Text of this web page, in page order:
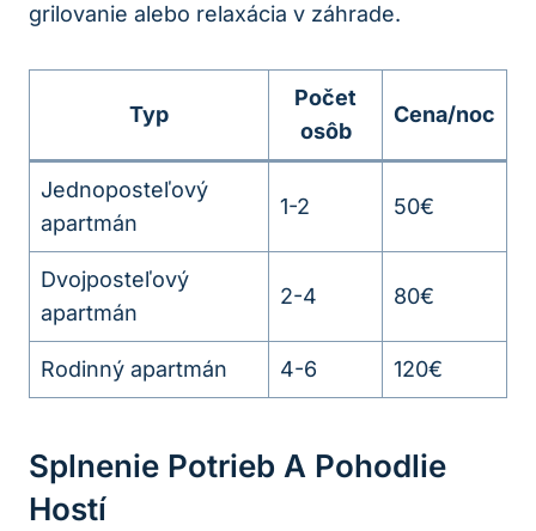
grilovanie alebo relaxácia v záhrade.
Typ
Počet
osôb
Cena/noc
Jednoposteľový
apartmán
1-2 50€
Dvojposteľový
apartmán
2-4 80€
Rodinný apartmán 4-6 120€
Splnenie Potrieb A Pohodlie
Hostí